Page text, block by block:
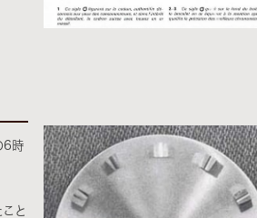
6時
と